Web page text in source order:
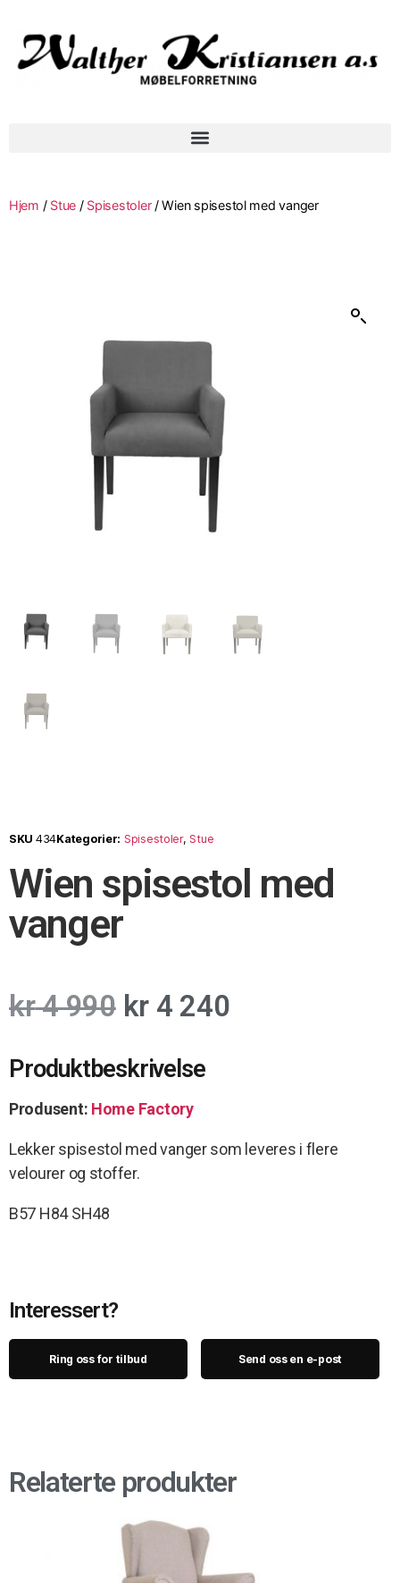
Hjem / Stue / Spisestoler/ Wien spisestol med vanger
SKU 434Kategorier: Spisestoler,Stue
Wien spisestol med
vanger
kr4 990 kr 4 240
Produktbeskrivelse
Produsent: Home Factory
Lekker spisestol med vanger som leveres i flere
velourer og stoffer.
B57 H84 SH48
Interessert?
Ring oss for tilbud Send oss en e-post
Relaterte produkter